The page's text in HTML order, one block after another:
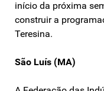
início da próxima
construir a
Teresina.
São Luís (MA)